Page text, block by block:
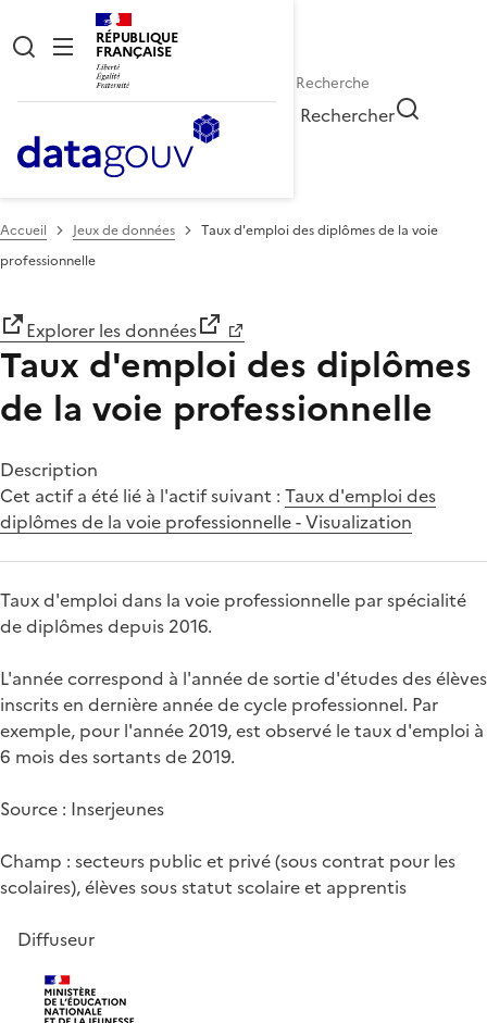
RÉPUBLIQUE
FRANÇAISE
Rechercher
Accueil Jeux de données
Taux d'emploi des diplômes de la voie
professionnelle
Explorer les données
Taux d'emploi des diplômes
de la voie professionnelle
Description
Cet actif a été lié à l'actif suivant : Taux d'emploi des
diplômes de la voie professionnelle - Visualization
Taux d'emploi dans la voie professionnelle par spécialité
de diplômes depuis 2016.
L'année correspond à l'année de sortie d'études des élèves
inscrits en dernière année de cycle professionnel. Par
exemple, pour l'année 2019, est observé le taux d'emploi à
6 mois des sortants de 2019.
Source : Inserjeunes
Champ : secteurs public et privé (sous contrat pour les
scolaires), élèves sous statut scolaire et apprentis
Diffuseur